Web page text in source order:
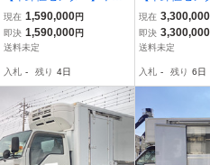
オク特価! エルフ 平ボデ
ィ 全低床 積載1500Kg
現在 1,590,000円
即決 1,590,000円
送料未定
入札 - 残り 4日
オク特価!デュ
3転ダンプ 三
載3000kg 3ト
現在 3,300,000
即決 3,300,000
送料未定
入札 - 残り 6日